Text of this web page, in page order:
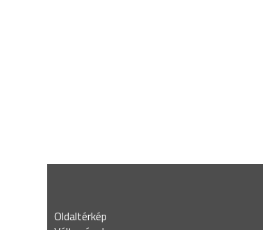
Oldaltérkép